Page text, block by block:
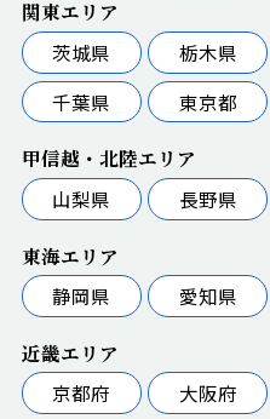
関東エリア
茨城県
栃木県
千葉県
東京都
甲信越・北陸エリア
山梨県
長野県
東海エリア
静岡県
愛知県
近畿エリア
京都府
大阪府